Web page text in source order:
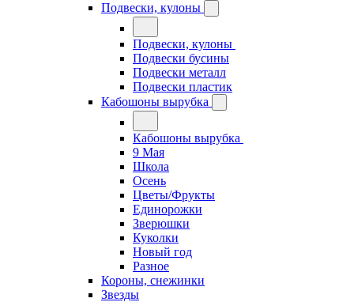
Подвески, кулоны
Подвески, кулоны
Подвески бусины
Подвески металл
Подвески пластик
Кабошоны вырубка
Кабошоны вырубка
9 Мая
Школа
Осень
Цветы/Фрукты
Единорожки
Зверюшки
Куколки
Новый год
Разное
Короны, снежинки
Звезды